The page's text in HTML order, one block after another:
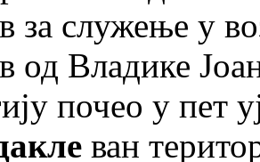
за служење у
од Владике
почео у пет
ван